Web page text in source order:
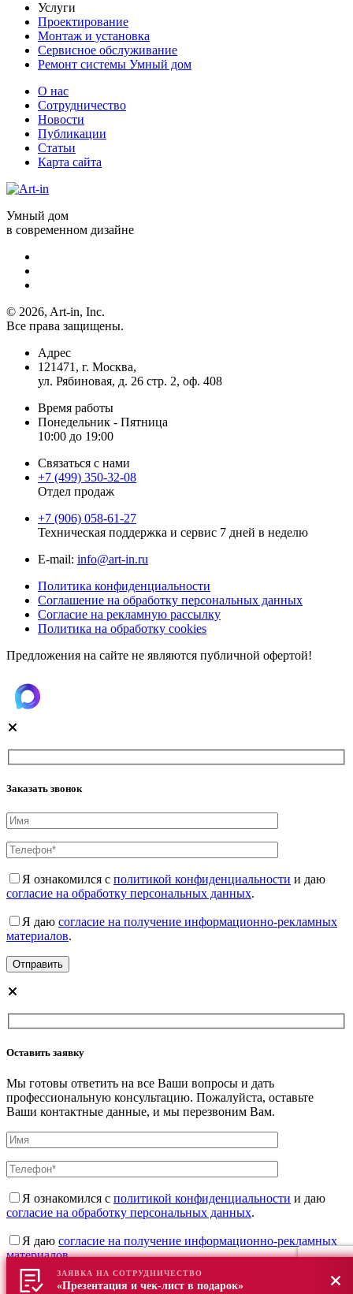
Услуги
Проектирование
Монтаж и установка
Сервисное обслуживание
Ремонт системы Умный дом
О нас
Сотрудничество
Новости
Публикации
Статьи
Карта сайта
Умный дом
в современном дизайне
© 2026, Art-in, Inc.
Все права защищены.
Адрес
121471, г. Москва,
ул. Рябиновая, д. 26 стр. 2, оф. 408
Время работы
Понедельник - Пятница
10:00 до 19:00
Связаться с нами
+7 (499) 350-32-08
Отдел продаж
+7 (906) 058-61-27
Техническая поддержка и сервис 7 дней в неделю
Е-mail: info@art-in.ru
Политика конфиденциальности
Соглашение на обработку персональных данных
Согласие на рекламную рассылку
Политика на обработку cookies
Предложения на сайте не являются публичной офертой!
Заказать звонок
Я ознакомился с политикой конфиденциальности и даю
согласие на обработку персональных данных.
Я даю согласие на получение информационно-рекламных
материалов.
Оставить заявку
Мы готовы ответить на все Ваши вопросы и дать
профессиональную консультацию. Пожалуйста, оставьте
Ваши контактные данные, и мы перезвоним Вам.
Я ознакомился с политикой конфиденциальности и даю
согласие на обработку персональных данных.
Я даю согласие на получение информационно-рекламных
материалов.
ЗАЯВКА НА СОТРУДНИЧЕСТВО
«Презентация и чек-лист в подарок»